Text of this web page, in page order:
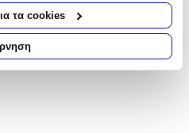
σας σαρώνοντας ενεργά
(δακτυλικό αποτύπωμα)
τον τρόπο επεξεργασίας των
τις προτιμήσεις σας
τα cookies